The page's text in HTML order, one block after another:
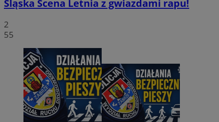
Śląska Scena Letnia z gwiazdami rapu!
2
55